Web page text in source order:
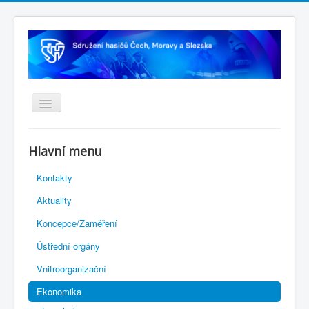
Rejstřík sportu
Novelizace Stanov SH ČMS
Plán činnosti 2026
Kalendář akcí
Výhody pro členy
Portál REDENOX
Hlavní menu
Kontakty
Aktuality
Koncepce/Zaměření
Ústřední orgány
Vnitroorganizační
Ekonomika